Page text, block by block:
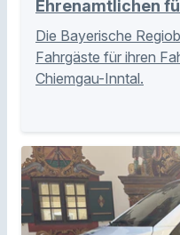
Ehrenamtlichen
Die Bayerische
Fahrgäste für ihren
Chiemgau-Inntal.